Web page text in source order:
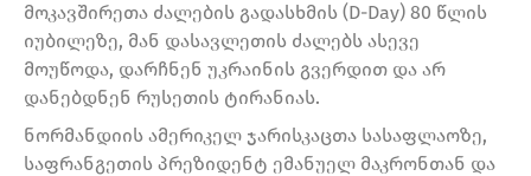
მოკავშირეთა ძალების გადასხმის (D-Day) 80 წლის
იუბილეზე, მან დასავლეთის ძალებს ასევე
მოუწოდა, დარჩნენ უკრაინის გვერდით და არ
დანებდნენ რუსეთის ტირანიას.
ნორმანდიის ამერიკელ ჯარისკაცთა სასაფლაოზე,
საფრანგეთის პრეზიდენტ ემანუელ მაკრონთან და